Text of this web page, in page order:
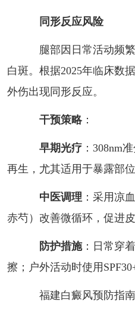
同形反应风险
腿部因日常活动频繁
白斑。根据2025年临床数
外伤出现同形反应。
干预策略：
早期光疗：308nm
再生，尤其适用于暴露部位
中医调理 ：采用凉
赤芍）改善微循环，促进皮
防护措施：日常穿
擦；户外活动时使用
福建白癜风预防指南